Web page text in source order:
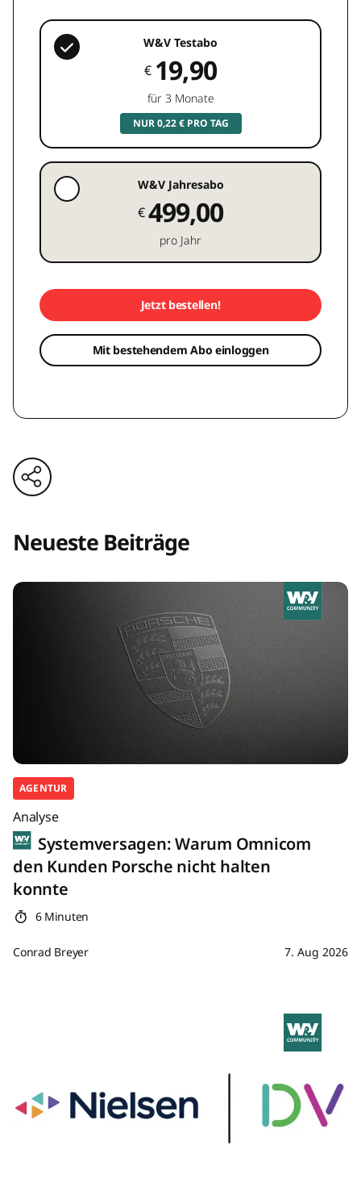
W&V Testabo
€ 19,90
für 3 Monate
NUR 0,22 € PRO TAG
W&V Jahresabo
€499,00
pro Jahr
Jetzt bestellen!
Mit bestehendem Abo einloggen
Neueste Beiträge
AGENTUR
Analyse
Systemversagen: Warum Omnicom
den Kunden Porsche nicht halten
konnte
6 Minuten
Conrad Breyer 7. Aug 2026